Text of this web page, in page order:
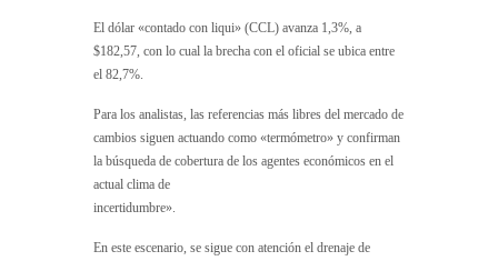
El dólar «contado con liqui» (CCL) avanza 1,3%, a
$182,57, con lo cual la brecha con el oficial se ubica entre
el 82,7%.
Para los analistas, las referencias más libres del mercado de
cambios siguen actuando como «termómetro» y confirman
la búsqueda de cobertura de los agentes económicos en el
actual clima de
incertidumbre».
En este escenario, se sigue con atención el drenaje de